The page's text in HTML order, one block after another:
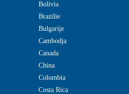
Bolivia
Brazilie
Bulgarije
Cambodja
Canada
China
Colombia
Costa Rica